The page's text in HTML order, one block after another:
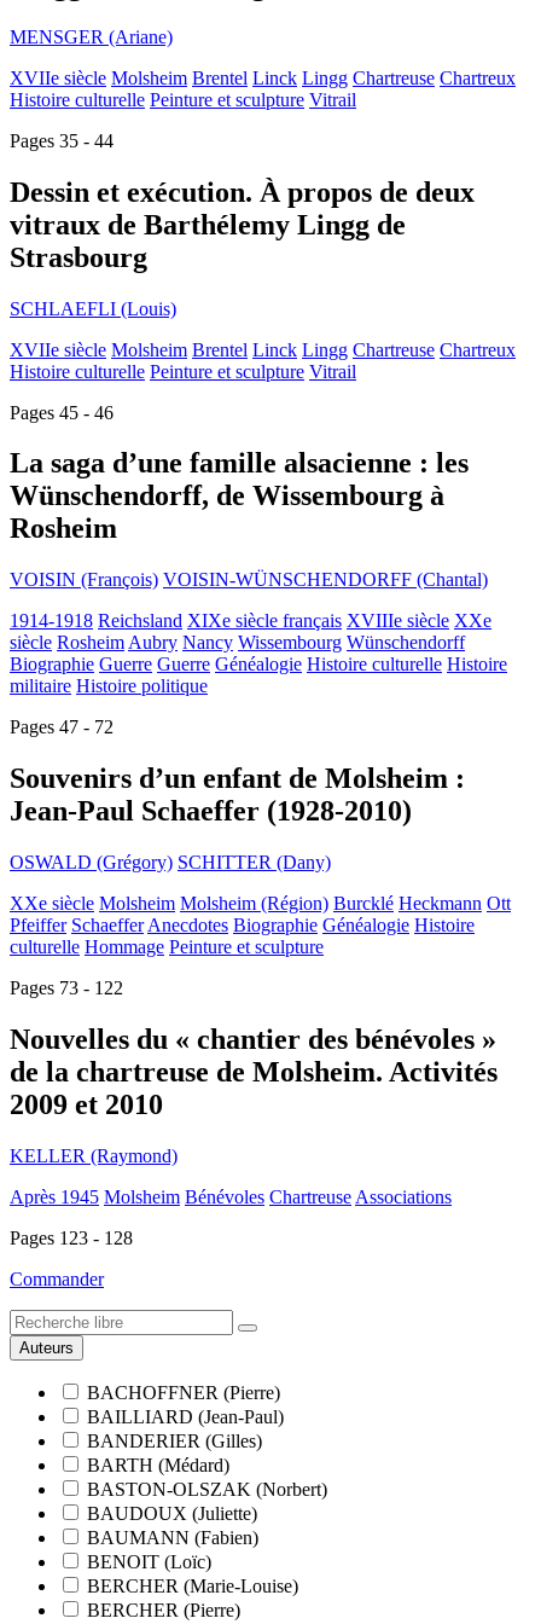
MENSGER (Ariane)
XVIIe siècle Molsheim Brentel Linck Lingg Chartreuse Chartreux
Histoire culturelle Peinture et sculpture Vitrail
Pages 35 - 44
Dessin et exécution. À propos de deux
vitraux de Barthélemy Lingg de
Strasbourg
SCHLAEFLI (Louis)
XVIIe siècle Molsheim Brentel Linck Lingg Chartreuse Chartreux
Histoire culturelle Peinture et sculpture Vitrail
Pages 45 - 46
La saga d’une famille alsacienne : les
Wünschendorff, de Wissembourg à
Rosheim
VOISIN (François) VOISIN-WÜNSCHENDORFF (Chantal)
1914-1918 Reichsland XIXe siècle français XVIIIe siècle XXe
siècle Rosheim Aubry Nancy Wissembourg Wünschendorff
Biographie Guerre Guerre Généalogie Histoire culturelle Histoire
militaire Histoire politique
Pages 47 - 72
Souvenirs d’un enfant de Molsheim :
Jean-Paul Schaeffer (1928-2010)
OSWALD (Grégory) SCHITTER (Dany)
XXe siècle Molsheim Molsheim (Région) Burcklé Heckmann Ott
Pfeiffer Schaeffer Anecdotes Biographie Généalogie Histoire
culturelle Hommage Peinture et sculpture
Pages 73 - 122
Nouvelles du « chantier des bénévoles »
de la chartreuse de Molsheim. Activités
2009 et 2010
KELLER (Raymond)
Après 1945 Molsheim Bénévoles Chartreuse Associations
Pages 123 - 128
Commander
Auteurs
BACHOFFNER (Pierre)
BAILLIARD (Jean-Paul)
BANDERIER (Gilles)
BARTH (Médard)
BASTON-OLSZAK (Norbert)
BAUDOUX (Juliette)
BAUMANN (Fabien)
BENOIT (Loïc)
BERCHER (Marie-Louise)
BERCHER (Pierre)